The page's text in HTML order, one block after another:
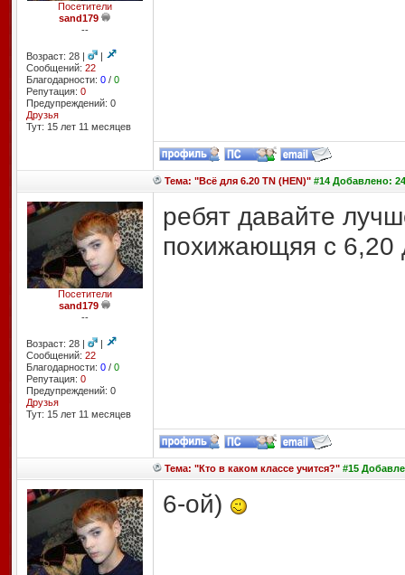
Посетители
sand179
--
Возраст: 28 |
|
Сообщений: 22
Благодарности: 0/ 0
Репутация: 0
Предупреждений: 0
Друзья
Тут: 15 лет 11 месяцев
Тема: "Всё для 6.20 TN (HEN)"#14 Добавлено: 24
Посетители
sand179
--
Возраст: 28 |
|
Сообщений: 22
Благодарности: 0/ 0
Репутация: 0
Предупреждений: 0
Друзья
Тут: 15 лет 11 месяцев
ребят давайте
похижающяя с 6,20
Тема: "Кто в каком классе учится?"#15
6-ой)